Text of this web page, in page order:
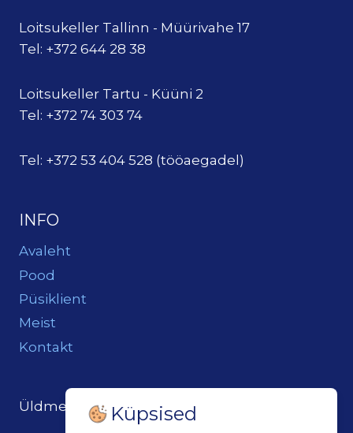
Loitsukeller Tallinn - Müürivahe 17
Tel: +372 644 28 38
Loitsukeller Tartu - Küüni 2
Tel: +372 74 303 74
Tel: +372 53 404 528 (tööaegadel)
INFO
Avaleht
Pood
Püsiklient
Meist
Kontakt
Üldmeil: loits@loitsukeller.ee
Küpsised